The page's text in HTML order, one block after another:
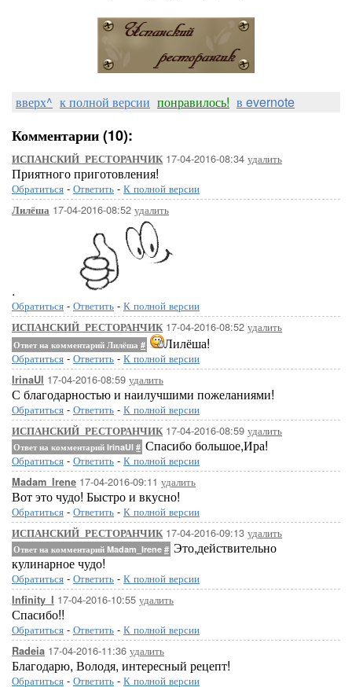
вверх^ к полной версии понравилось! в evernote
Комментарии (10):
ИСПАНСКИЙ_РЕСТОРАНЧИК17-04-2016-08:34 удалить
Приятного приготовления!
Обратиться - Ответить - К полной версии
Лилёша 17-04-2016-08:52 удалить
.
Обратиться - Ответить - К полной версии
ИСПАНСКИЙ_РЕСТОРАНЧИК17-04-2016-08:52 удалить
Ответ на комментарий Лилёша # Лилёша!
Обратиться - Ответить - К полной версии
IrinaUl 17-04-2016-08:59 удалить
С благодарностью и наилучшими пожеланиями!
Обратиться - Ответить - К полной версии
ИСПАНСКИЙ_РЕСТОРАНЧИК17-04-2016-08:59 удалить
Ответ на комментарий IrinaUl # Спасибо большое,Ира!
Обратиться - Ответить - К полной версии
Madam_Irene 17-04-2016-09:11 удалить
Вот это чудо! Быстро и вкусно!
Обратиться - Ответить - К полной версии
ИСПАНСКИЙ_РЕСТОРАНЧИК17-04-2016-09:13 удалить
Ответ на комментарий Madam_Irene # Это,действительно
кулинарное чудо!
Обратиться - Ответить - К полной версии
Infinity_I 17-04-2016-10:55 удалить
Спасибо!!
Обратиться - Ответить - К полной версии
Radeia 17-04-2016-11:36 удалить
Благодарю, Володя, интересный рецепт!
Обратиться - Ответить - К полной версии